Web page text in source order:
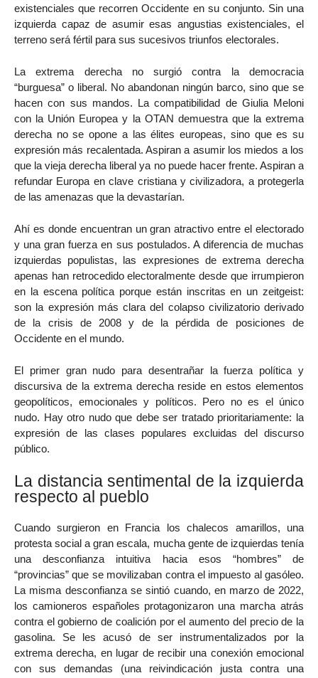
existenciales que recorren Occidente en su conjunto. Sin una
izquierda capaz de asumir esas angustias existenciales, el
terreno será fértil para sus sucesivos triunfos electorales.
La extrema derecha no surgió contra la democracia
“burguesa” o liberal. No abandonan ningún barco, sino que se
hacen con sus mandos. La compatibilidad de Giulia Meloni
con la Unión Europea y la OTAN demuestra que la extrema
derecha no se opone a las élites europeas, sino que es su
expresión más recalentada. Aspiran a asumir los miedos a los
que la vieja derecha liberal ya no puede hacer frente. Aspiran a
refundar Europa en clave cristiana y civilizadora, a protegerla
de las amenazas que la devastarían.
Ahí es donde encuentran un gran atractivo entre el electorado
y una gran fuerza en sus postulados. A diferencia de muchas
izquierdas populistas, las expresiones de extrema derecha
apenas han retrocedido electoralmente desde que irrumpieron
en la escena política porque están inscritas en un zeitgeist:
son la expresión más clara del colapso civilizatorio derivado
de la crisis de 2008 y de la pérdida de posiciones de
Occidente en el mundo.
El primer gran nudo para desentrañar la fuerza política y
discursiva de la extrema derecha reside en estos elementos
geopolíticos, emocionales y políticos. Pero no es el único
nudo. Hay otro nudo que debe ser tratado prioritariamente: la
expresión de las clases populares excluidas del discurso
público.
La distancia sentimental de la izquierda
respecto al pueblo
Cuando surgieron en Francia los chalecos amarillos, una
protesta social a gran escala, mucha gente de izquierdas tenía
una desconfianza intuitiva hacia esos “hombres” de
“provincias” que se movilizaban contra el impuesto al gasóleo.
La misma desconfianza se sintió cuando, en marzo de 2022,
los camioneros españoles protagonizaron una marcha atrás
contra el gobierno de coalición por el aumento del precio de la
gasolina. Se les acusó de ser instrumentalizados por la
extrema derecha, en lugar de recibir una conexión emocional
con sus demandas (una reivindicación justa contra una